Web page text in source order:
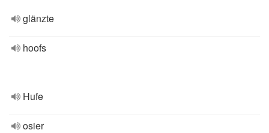
glänzte
hoofs
Hufe
osier